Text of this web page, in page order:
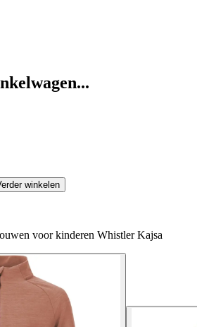
winkelen
voor kinderen Whistler Kajsa